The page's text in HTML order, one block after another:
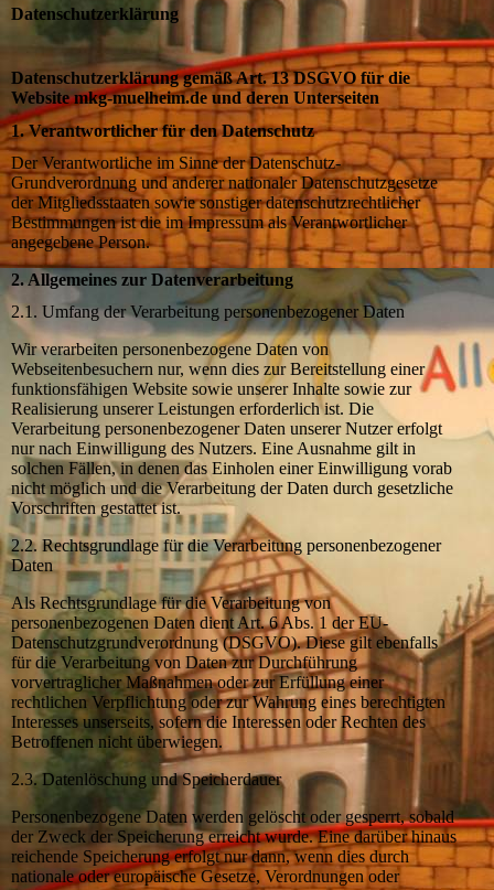
Datenschutzerklärung
Datenschutzerklärung gemäß Art. 13 DSGVO für die
Website mkg-muelheim.de und deren Unterseiten
1. Verantwortlicher für den Datenschutz
Der Verantwortliche im Sinne der Datenschutz-
Grundverordnung und anderer nationaler Datenschutzgesetze
der Mitgliedsstaaten sowie sonstiger datenschutzrechtlicher
Bestimmungen ist die im Impressum als Verantwortlicher
angegebene Person.
2. Allgemeines zur Datenverarbeitung
2.1. Umfang der Verarbeitung personenbezogener Daten
Wir verarbeiten personenbezogene Daten von
Webseitenbesuchern nur, wenn dies zur Bereitstellung einer
funktionsfähigen Website sowie unserer Inhalte sowie zur
Realisierung unserer Leistungen erforderlich ist. Die
Verarbeitung personenbezogener Daten unserer Nutzer erfolgt
nur nach Einwilligung des Nutzers. Eine Ausnahme gilt in
solchen Fällen, in denen das Einholen einer Einwilligung vorab
nicht möglich und die Verarbeitung der Daten durch gesetzliche
Vorschriften gestattet ist.
2.2. Rechtsgrundlage für die Verarbeitung personenbezogener
Daten
Als Rechtsgrundlage für die Verarbeitung von
personenbezogenen Daten dient Art. 6 Abs. 1 der EU-
Datenschutzgrundverordnung (DSGVO). Diese gilt ebenfalls
für die Verarbeitung von Daten zur Durchführung
vorvertraglicher Maßnahmen oder zur Erfüllung einer
rechtlichen Verpflichtung oder zur Wahrung eines berechtigten
Interesses unserseits, sofern die Interessen oder Rechten des
Betroffenen nicht überwiegen.
2.3. Datenlöschung und Speicherdauer
Personenbezogene Daten werden gelöscht oder gesperrt, sobald
der Zweck der Speicherung erreicht wurde. Eine darüber hinaus
reichende Speicherung erfolgt nur dann, wenn dies durch
nationale oder europäische Gesetze, Verordnungen oder